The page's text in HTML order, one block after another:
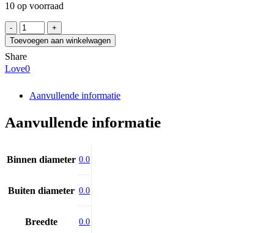
10 op voorraad
CONTITECH
AVX10x960
aantal
Toevoegen aan winkelwagen
Share
Love0
Aanvullende informatie
Aanvullende informatie
Binnen diameter 0.0
Buiten diameter 0.0
Breedte 0.0